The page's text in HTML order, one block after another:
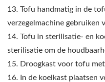
13. Tofu handmatig in de
verzegelmachine gebruiken
14. Tofu in sterilisatie- en
sterilisatie om de
15. Droogkast voor tofu
16. In de koelkast plaatsen